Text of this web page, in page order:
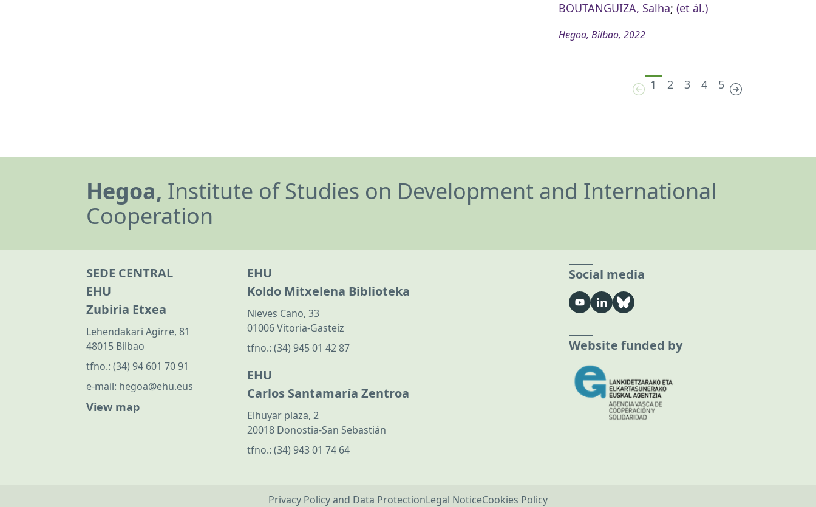
BOUTANGUIZA, Salha; (et ál.)
Hegoa, Bilbao, 2022
1 2 3 4 5
Hegoa, Institute of Studies on Development and International
Cooperation
SEDE CENTRAL
EHU
Zubiria Etxea
Lehendakari Agirre, 81
48015 Bilbao
tfno.: (34) 94 601 70 91
e-mail: hegoa@ehu.eus
View map
EHU
Koldo Mitxelena Biblioteka
Nieves Cano, 33
01006 Vitoria-Gasteiz
tfno.: (34) 945 01 42 87
EHU
Carlos Santamaría Zentroa
Elhuyar plaza, 2
20018 Donostia-San Sebastián
tfno.: (34) 943 01 74 64
Social media
Website funded by
Privacy Policy and Data ProtectionLegal NoticeCookies Policy